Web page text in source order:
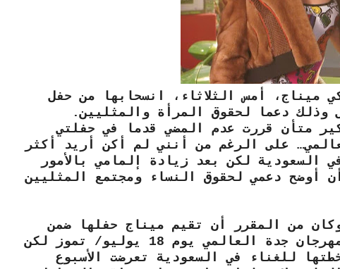
ميناج، أمس الثلاثاء، انسحابها من حفل
وذلك دعما لحقوق المرأة والمثليين.
متأن قررت عدم المضي قدما في حفلتي
على الرغم من أنني لم أكن أريد أكثر
السعودية لكن بعد زيادة إلمامي بالأمور
أوضح دعمي لحقوق النساء ومجتمع المثليين
من المقرر أن تقيم ميناج حفلها ضمن
مهرجان جدة العالمي يوم 18 يوليو/ تموز لكن
للغناء في السعودية تعرضت الأسبوع